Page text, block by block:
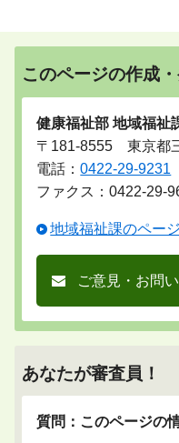
このページの作成
健康福祉部 地域福祉
〒181-8555 東京都
電話：0422-29-9231
ファクス：0422-29-
地域福祉課のペー
ご意見・お問
あなたが審査員！
質問：このページの